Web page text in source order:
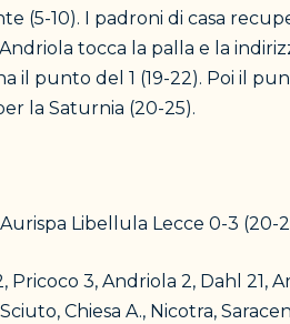
(5-10). I padroni di casa
tocca la palla e la
il punto del 1 (19-22). Poi il
la Saturnia (20-25).
Libellula Lecce 0-3 (20-
3, Andriola 2, Dahl 21,
Chiesa A., Nicotra,